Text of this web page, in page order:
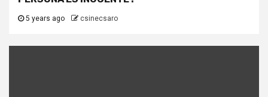
5 years ago csinecsaro